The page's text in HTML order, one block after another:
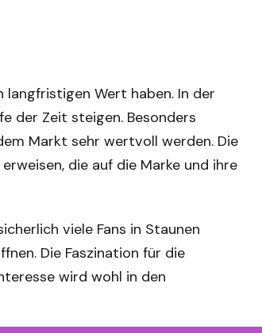
Wert haben. In der
der Zeit steigen. Besonders
Markt sehr wertvoll werden. Die
die auf die Marke und ihre
viele Fans in Staunen
Die Faszination für die
wird wohl in den